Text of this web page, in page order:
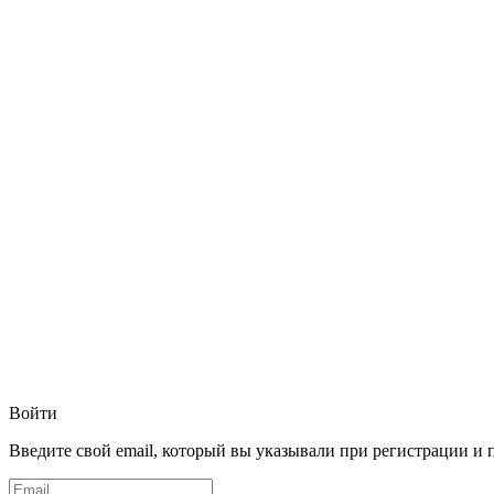
Войти
Введите свой email, который вы указывали при регистрации и